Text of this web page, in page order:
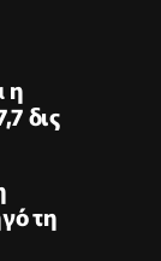
η
δις
τη